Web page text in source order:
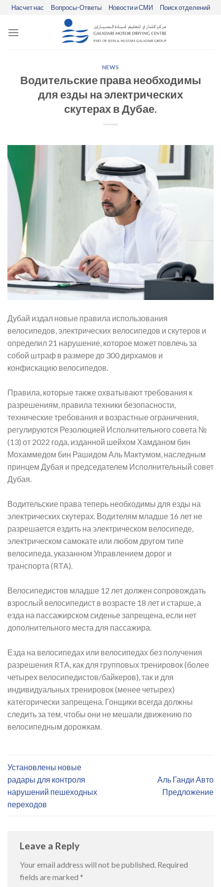
Skip
content
Насчет нас Вопросы-Ответы Новости и СМИ Поиск отделений
NEWS
Водительские права необходимы
для езды на электрических
скутерах в Дубае.
Дубай издал новые правила использования
велосипедов, электрических велосипедов и скутеров и
определил 21 нарушение, которое может повлечь за
собой штраф в размере до 300 дирхамов и
конфискацию велосипедов.
Правила, которые также охватывают требования к
разрешениям, правила техники безопасности,
технические требования и возрастные ограничения,
регулируются Резолюцией Исполнительного совета №
(13) от 2022 года, изданной шейхом Хамданом бин
Мохаммедом бин Рашидом Аль Мактумом, наследным
принцем Дубая и председателем Исполнительный совет
Дубая.
Водительские права теперь необходимы для езды на
электрических скутерах. Водителям младше 16 лет не
разрешается ездить на электрическом велосипеде,
электрическом самокате или любом другом типе
велосипеда, указанном Управлением дорог и
транспорта (RTA).
Велосипедистов младше 12 лет должен сопровождать
взрослый велосипедист в возрасте 18 лет и старше, а
езда на пассажирском сиденье запрещена, если нет
дополнительного места для пассажира.
Езда на велосипедах или велосипедах без получения
разрешения RTA, как для групповых тренировок (более
четырех велосипедистов/байкеров), так и для
индивидуальных тренировок (менее четырех)
категорически запрещена. Гонщики всегда должны
следить за тем, чтобы они не мешали движению по
велосипедным дорожкам.
Аль Ганди Авто
Предложение
Установлены новые
радары для контроля
нарушений пешеходных
переходов
Leave a Reply
Your email address will not be published. Required
fields are marked *